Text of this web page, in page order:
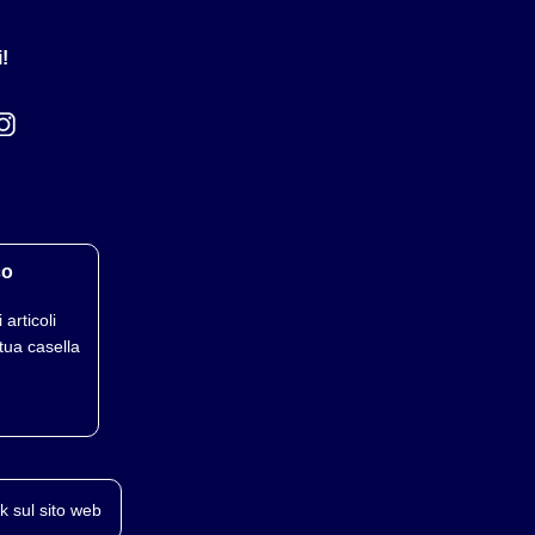
articoli
casella
sul sito web